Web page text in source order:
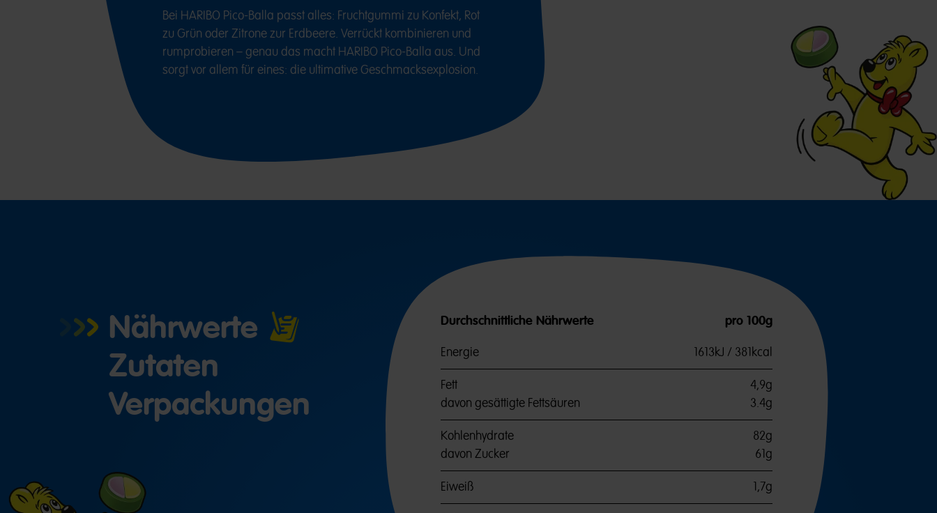
Bei HARIBO Pico-Balla passt alles: Fruchtgummi zu Konfekt, Rot
zu Grün oder Zitrone zur Erdbeere. Verrückt kombinieren und
rumprobieren – genau das macht HARIBO Pico-Balla aus. Und
sorgt vor allem für eines: die ultimative Geschmacksexplosion.
Nährwerte
Zutaten
Verpackungen
Durchschnittliche Nährwerte pro 100g
Energie 1613kJ / 381kcal
Fett
4,9g
davon gesättigte Fettsäuren
3.4g
Kohlenhydrate
82g
davon Zucker
61g
Eiweiß 1,7g